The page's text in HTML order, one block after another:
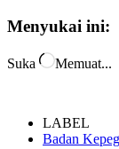
Menyukai ini:
Suka Memuat...
LABEL
Badan